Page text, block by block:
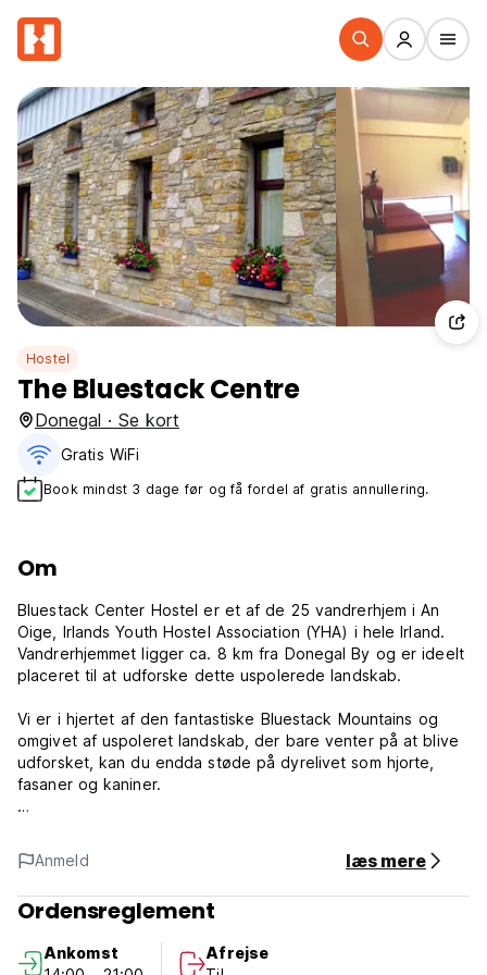
Hostel
The Bluestack Centre
Donegal · Se kort
Gratis WiFi
Book mindst 3 dage før og få fordel af gratis annullering.
Om
Bluestack Center Hostel er et af de 25 vandrerhjem i An
Oige, Irlands Youth Hostel Association (YHA) i hele Irland.
Vandrerhjemmet ligger ca. 8 km fra Donegal By og er ideelt
placeret til at udforske dette uspolerede landskab.
Vi er i hjertet af den fantastiske Bluestack Mountains og
omgivet af uspoleret landskab, der bare venter på at blive
udforsket, kan du endda støde på dyrelivet som hjorte,
fasaner og kaniner.
vandrehjem, komplet med privat værelse, sovesal og et
eget specialværelse, ideelt til kørestolsbrugere. Gæsterne
kan slappe af og slappe af i tv-stuen og fuldt udstyret
køkken med selvforplejning, der er udstyret til deres
Anmeld læs mere
Ordensreglement
Ankomst
Afrejse